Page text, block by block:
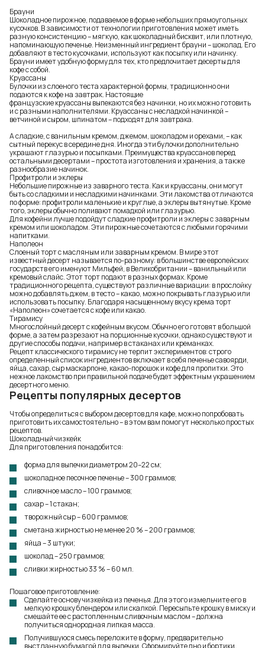
Брауни
Шоколадное пирожное, подаваемое в форме небольших прямоугольных
кусочков. В зависимости от технологии приготовления может иметь
разную консистенцию – мягкую, как шоколадный бисквит, или плотную,
напоминающую печенье. Неизменный ингредиент брауни – шоколад. Его
добавляют в тесто кусочками, используют как посыпку или начинку.
Брауни имеет удобную форму для тех, кто предпочитает десерты для
кофе с собой.
Круассаны
Булочки из слоеного теста характерной формы, традиционно они
подаются к кофе на завтрак. Настоящие
французские круассаны выпекаются без начинки, но их можно готовить
и с разными наполнителями. Круассаны с несладкой начинкой –
ветчиной и сыром, шпинатом – подходят для завтрака.
А сладкие, с ванильным кремом, джемом, шоколадом и орехами, – как
сытный перекус в середине дня. Иногда эти булочки дополнительно
украшают глазурью и посыпками. Преимущества круассанов перед
остальными десертами – простота изготовления и хранения, а также
разнообразие начинок.
Профитроли и эклеры
Небольшие пирожные из заварного теста. Как и круассаны, они могут
быть со сладкими и несладкими начинками. Эти лакомства отличаются
по форме: профитроли маленькие и круглые, а эклеры вытянутые. Кроме
того, эклеры обычно поливают помадкой или глазурью.
Для кофейни лучше подойдут сладкие профитроли и эклеры с заварным
кремом или шоколадом. Эти пирожные сочетаются с любыми горячими
напитками.
Наполеон
Слоеный торт с масляным или заварным кремом. В мире этот
известный десерт называется по-разному: в большинстве европейских
государств его именуют Мильфей, в Великобритании – ванильный или
кремовый слайс. Этот торт подают в разных формах. Кроме
традиционного рецепта, существуют различные вариации: в прослойку
можно добавлять джем, в тесто – какао, можно покрывать глазурью или
использовать посыпку. Благодаря насыщенному вкусу крема торт
«Наполеон» сочетается с кофе или какао.
Тирамису
Многослойный десерт с кофейным вкусом. Обычно его готовят в большой
форме, а затем разрезают на порционные кусочки, однако существуют и
другие способы подачи, например в стаканах или креманках.
Рецепт классического тирамису не терпит экспериментов: строго
определенный список ингредиентов включает в себя печенье савоярди,
яйца, сахар, сыр маскарпоне, какао-порошок и кофе для пропитки. Это
нежное лакомство при правильной подаче будет эффектным украшением
десертного меню.
Рецепты популярных десертов
Чтобы определиться с выбором десертов для кафе, можно попробовать
приготовить их самостоятельно – в этом вам помогут несколько простых
рецептов.
Шоколадный чизкейк
Для приготовления понадобится:
форма для выпечки диаметром 20–22 см;
шоколадное песочное печенье – 300 граммов;
сливочное масло – 100 граммов;
сахар – 1 стакан;
творожный сыр – 600 граммов;
сметана жирностью не менее 20 % – 200 граммов;
яйца – 3 штуки;
шоколад – 250 граммов;
сливки жирностью 33 % – 60 мл.
Пошаговое приготовление:
Сделайте основу чизкейка из печенья. Для этого измельчите его в
мелкую крошку блендером или скалкой. Пересыпьте крошку в миску и
смешайте ее с растопленным сливочным маслом – должна
получиться однородная липкая масса.
Получившуюся смесь переложите в форму, предварительно
выстланную бумагой для выпечки. Сформируйте дно и бортики.